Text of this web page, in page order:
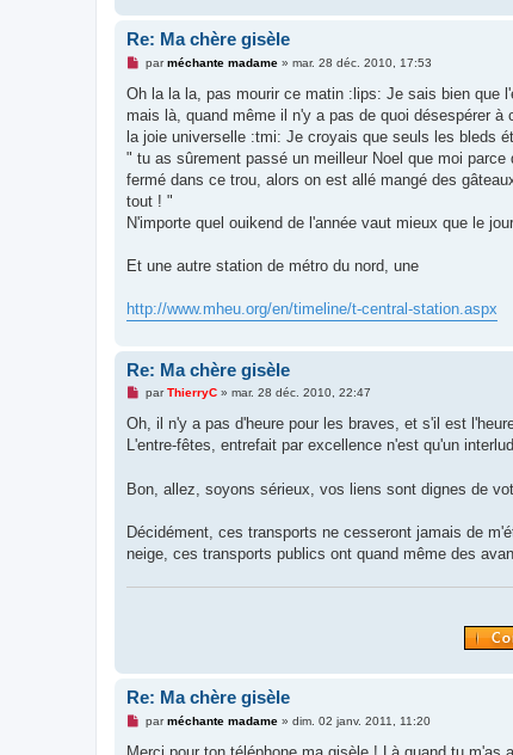
Re: Ma chère gisèle
M
s
a
g
e
n
o
l
u
parméchante madame» mar. 28 déc. 2010, 17:53
Oh la la la, pas mourir ce matin :lips: Je sais bien que
mais là, quand même il n'y a pas de quoi désespérer à
la joie universelle :tmi: Je croyais que seuls les bleds
" tu as sûrement passé un meilleur Noel que moi
fermé dans ce trou, alors on est allé mangé des
tout ! "
N'importe quel ouikend de l'année vaut mieux que le
Et une autre station de métro du nord, une
http://www.mheu.org/en/timeline/t-central-station.aspx
Re: Ma chère gisèle
M
s
a
n
l
u
parThierryC» mar. 28 déc. 2010, 22:47
Oh, il n'y a pas d'heure pour les braves, et s'il est
L'entre-fêtes, entrefait par excellence n'est qu'un
Bon, allez, soyons sérieux, vos liens sont dignes de
Décidément, ces transports ne cesseront jamais de
neige, ces transports publics ont quand même des
Re: Ma chère gisèle
M
s
parméchante madame» dim. 02 janv. 2011, 11:20